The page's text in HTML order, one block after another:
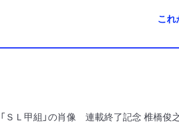
こ
ＳＬ甲組」の肖像 連載終了記念 椎橋俊